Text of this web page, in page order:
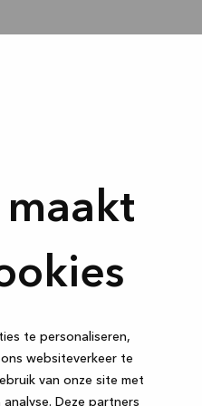
te personaliseren,
websiteverkeer te
van onze site met
Deze partners